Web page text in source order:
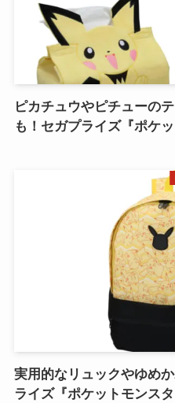
ピカチュウやピチューの
も！セガプライズ『ポケ
実用的なリュックやゆめ
ライズ『ポケットモンス